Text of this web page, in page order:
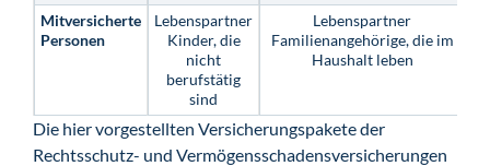
Mitversicherte
Personen
Lebenspartner
Kinder, die
nicht
berufstätig
sind
Lebenspartner
Familienangehörige, die im
Haushalt leben
Die hier vorgestellten Versicherungspakete der
Rechtsschutz- und Vermögensschadensversicherungen